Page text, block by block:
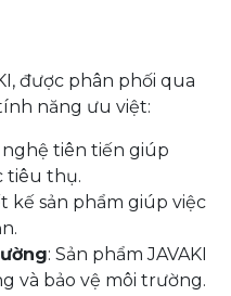
được phân phối qua
năng ưu việt:
nghệ tiên tiến giúp
tiêu thụ.
kế sản phẩm giúp việc
: Sản phẩm JAVAKI
và bảo vệ môi trường.